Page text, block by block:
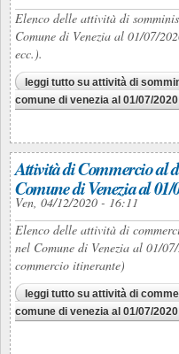
Elenco delle attività di
Comune di Venezia al 01/07/
ecc.).
leggi tutto su attività di
comune di venezia al 01/07/2020
Attività di Commercio al
Comune di Venezia al 01/
Ven, 04/12/2020 - 16:11
Elenco delle attività di
nel Comune di Venezia al 01/
commercio itinerante)
leggi tutto su attività di
comune di venezia al 01/07/2020